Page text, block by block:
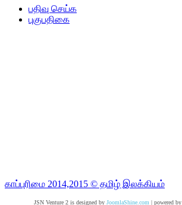
பதிவு செய்க
புகுபதிகை
காப்புரிமை 2014,2015 © தமிழ் இலக்கியம்
JSN Venture 2 is designed by JoomlaShine.com | powered by